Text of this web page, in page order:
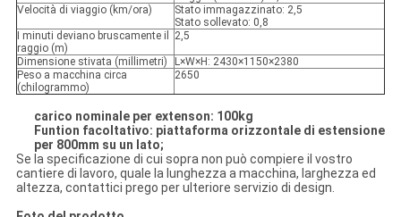
Velocità di viaggio (km/ora)
Stato immagazzinato: 2,5
Stato sollevato: 0,8
I minuti deviano bruscamente il
raggio (m)
2,5
Dimensione stivata (millimetri)
L×W×H: 2430×1150×2380
Peso a macchina circa
(chilogrammo)
2650
carico nominale per extenson: 100kg
Funtion facoltativo: piattaforma orizzontale di estensione
per 800mm su un lato;
Se la specificazione di cui sopra non può compiere il vostro
cantiere di lavoro, quale la lunghezza a macchina, larghezza ed
altezza, contattici prego per ulteriore servizio di design.